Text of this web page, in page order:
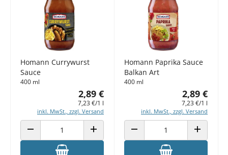
Homann Currywurst
Sauce
400 ml
2,89 €
7,23 €/1 l
inkl. MwSt., zzgl. Versand
ANZAHL VERRINGERN ANZAHL ERHÖHEN
Homann Paprika Sauce
Balkan Art
400 ml
2,89 €
7,23 €/1 l
inkl. MwSt., zzgl. Versand
ANZAHL VERRINGERN ANZAHL